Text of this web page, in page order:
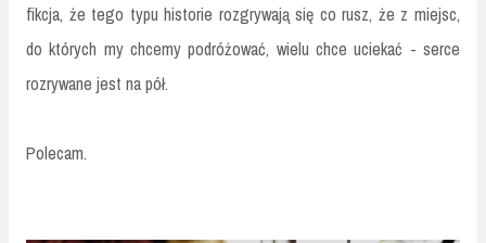
fikcja, że tego typu historie rozgrywają się co rusz, że z miejsc,
do których my chcemy podróżować, wielu chce uciekać - serce
rozrywane jest na pół.
Polecam.